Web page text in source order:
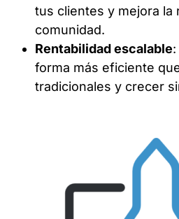
tus clientes y mejora la
comunidad.
Rentabilidad escalable
forma más eficiente
tradicionales y crecer